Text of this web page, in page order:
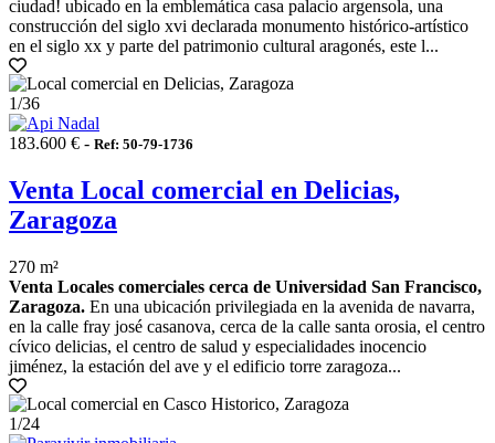
ciudad! ubicado en la emblemática casa palacio argensola, una
construcción del siglo xvi declarada monumento histórico-artístico
en el siglo xx y parte del patrimonio cultural aragonés, este l...
1/36
183.600 € - Ref: 50-79-1736
Venta Local comercial en Delicias,
Zaragoza
270 m²
Venta Locales comerciales cerca de Universidad San Francisco,
Zaragoza. En una ubicación privilegiada en la avenida de navarra,
en la calle fray josé casanova, cerca de la calle santa orosia, el centro
cívico delicias, el centro de salud y especialidades inocencio
jiménez, la estación del ave y el edificio torre zaragoza...
1/24